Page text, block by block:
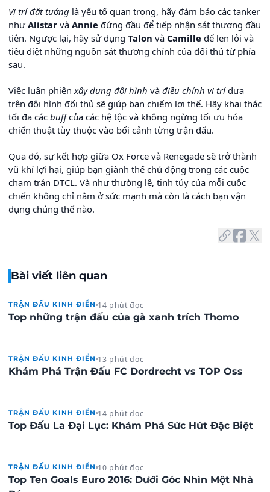
Vị trí đặt tướng là yếu tố quan trọng, hãy đảm bảo các tanker
nhưAlistar và Annie đứng đầu để tiếp nhận sát thương đầu
tiên. Ngược lại, hãy sử dụng Talon và Camille để len lỏi và
tiêu diệt những nguồn sát thương chính của đối thủ từ phía
sau.
Việc luân phiênxây dựng đội hình và điều chỉnh vị trídựa
trên đội hình đối thủ sẽ giúp bạn chiếm lợi thế. Hãy khai thác
tối đa các buffcủa các hệ tộc và không ngừng tối ưu hóa
chiến thuật tùy thuộc vào bối cảnh từng trận đấu.
Qua đó, sự kết hợp giữa Ox Force và Renegade sẽ trở thành
vũ khí lợi hại, giúp bạn giành thế chủ động trong các cuộc
chạm trán DTCL. Và như thường lệ, tinh túy của mỗi cuộc
chiến không chỉ nằm ở sức mạnh mà còn là cách bạn vận
dụng chúng thế nào.
Bài viết liên quan
TRẬN ĐẤU KINH ĐIỂN 14 phút đọc
Top những trận đấu của gà xanh trích Thomo
TRẬN ĐẤU KINH ĐIỂN 13 phút đọc
Khám Phá Trận Đấu FC Dordrecht vs TOP Oss
TRẬN ĐẤU KINH ĐIỂN 14 phút đọc
Top Đấu La Đại Lục: Khám Phá Sức Hút Đặc Biệt
TRẬN ĐẤU KINH ĐIỂN 10 phút đọc
Top Ten Goals Euro 2016: Dưới Góc Nhìn Một Nhà